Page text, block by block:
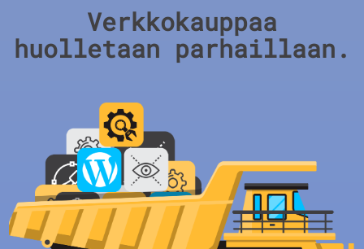
Verkkokauppaa
huolletaan parhaillaan.